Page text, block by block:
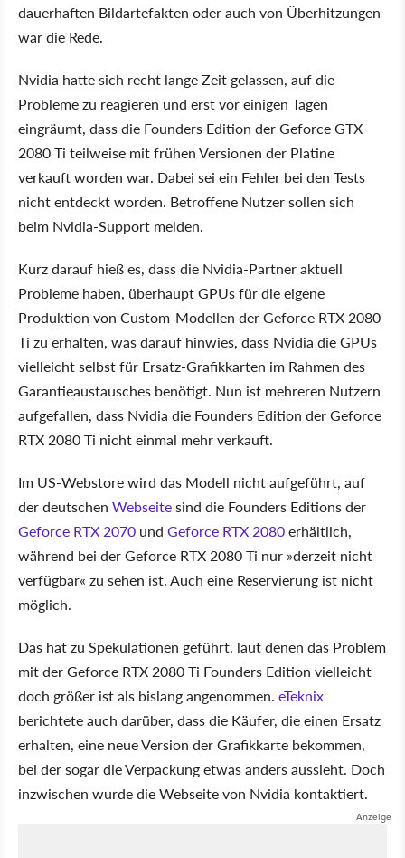
dauerhaften Bildartefakten oder auch von Überhitzungen
war die Rede.
Nvidia hatte sich recht lange Zeit gelassen, auf die
Probleme zu reagieren und erst vor einigen Tagen
eingräumt, dass die Founders Edition der Geforce GTX
2080 Ti teilweise mit frühen Versionen der Platine
verkauft worden war. Dabei sei ein Fehler bei den Tests
nicht entdeckt worden. Betroffene Nutzer sollen sich
beim Nvidia-Support melden.
Kurz darauf hieß es, dass die Nvidia-Partner aktuell
Probleme haben, überhaupt GPUs für die eigene
Produktion von Custom-Modellen der Geforce RTX 2080
Ti zu erhalten, was darauf hinwies, dass Nvidia die GPUs
vielleicht selbst für Ersatz-Grafikkarten im Rahmen des
Garantieaustausches benötigt. Nun ist mehreren Nutzern
aufgefallen, dass Nvidia die Founders Edition der Geforce
RTX 2080 Ti nicht einmal mehr verkauft.
Im US-Webstore wird das Modell nicht aufgeführt, auf
der deutschen Webseitesind die Founders Editions der
Geforce RTX 2070 und Geforce RTX 2080erhältlich,
während bei der Geforce RTX 2080 Ti nur »derzeit nicht
verfügbar« zu sehen ist. Auch eine Reservierung ist nicht
möglich.
Das hat zu Spekulationen geführt, laut denen das Problem
mit der Geforce RTX 2080 Ti Founders Edition vielleicht
doch größer ist als bislang angenommen. eTeknix
berichtete auch darüber, dass die Käufer, die einen Ersatz
erhalten, eine neue Version der Grafikkarte bekommen,
bei der sogar die Verpackung etwas anders aussieht. Doch
inzwischen wurde die Webseite von Nvidia kontaktiert.